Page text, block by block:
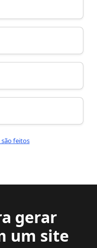
são feitos
gerar
um site